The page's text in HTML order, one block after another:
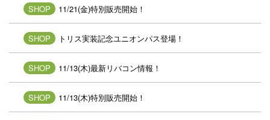
SHOP 11/21(金)特別販売開始！
SHOP トリス実装記念ユニオンパス登場！
SHOP 11/13(木)最新リバコン情報！
SHOP 11/13(木)特別販売開始！